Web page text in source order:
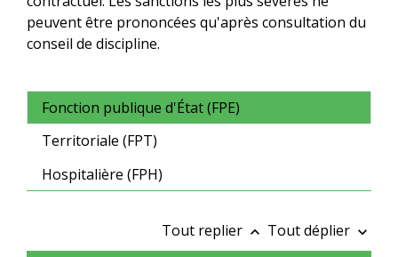
peuvent être prononcées qu'après consultation du
conseil de discipline.
Fonction publique d'État (FPE)
Territoriale (FPT)
Hospitalière (FPH)
Tout replier keyboard_arrow_up Tout déplier keyboard_arrow_down